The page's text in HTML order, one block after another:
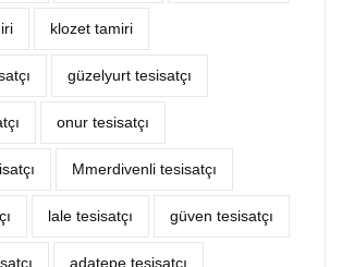
klozet tamiri
güzelyurt tesisatçı
onur tesisatçı
Mmerdivenli tesisatçı
lale tesisatçı güven tesisatçı
adatepe tesisatçı